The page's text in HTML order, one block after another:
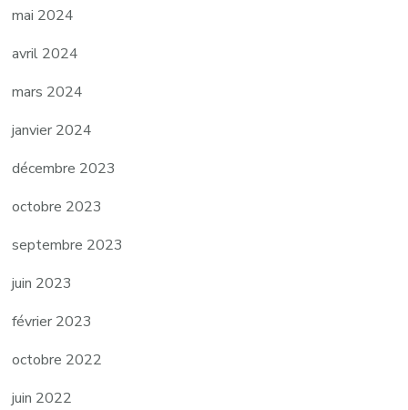
mai 2024
avril 2024
mars 2024
janvier 2024
décembre 2023
octobre 2023
septembre 2023
juin 2023
février 2023
octobre 2022
juin 2022